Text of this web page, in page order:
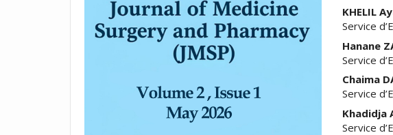
KHELIL
Service
Hanane
Service
Chaima
Service
Khadidja
Service